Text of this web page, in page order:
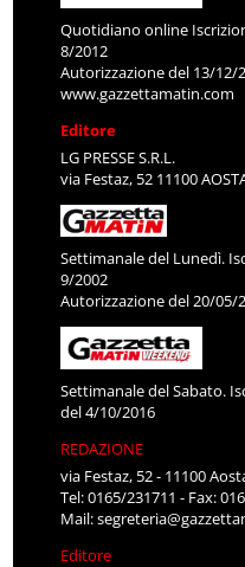
Quotidiano online
8/2012
Autorizzazione del 13/12/
www.gazzettamatin.com
Editore
LG PRESSE S.R.L.
via Festaz, 52 11100
Settimanale del Lunedì.
9/2002
Autorizzazione del 20/05/
Settimanale del Sabato.
del 4/10/2016
REDAZIONE
via Festaz, 52 - 11100
Tel: 0165/231711 - Fax:
Mail:
Editore